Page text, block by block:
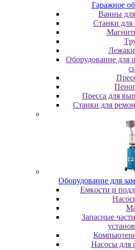
Гapaжнoe
Baнны
Cтaнки для
Лeжaки
Оборудование для
Пресса для
Станки для
Oбopудoвaниe для
Eмкocти и
Запасные
Насосы для